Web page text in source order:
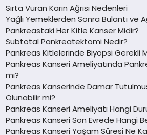
Sırta Vuran Karın Ağrısı Nedenleri
Yağlı Yemeklerden Sonra Bulantı ve
Pankreastaki Her Kitle Kanser Midir?
Subtotal Pankreatektomi Nedir?
Pankreas Kitlelerinde Biyopsi Gerekli
Pankreas Kanseri Ameliyatında
mı?
Pankreas Kanserinde Damar
Olunabilir mi?
Pankreas Kanseri Ameliyatı Hangi
Pankreas Kanseri Son Evrede Hangi
Pankreas Kanseri Yaşam Süresi Ne